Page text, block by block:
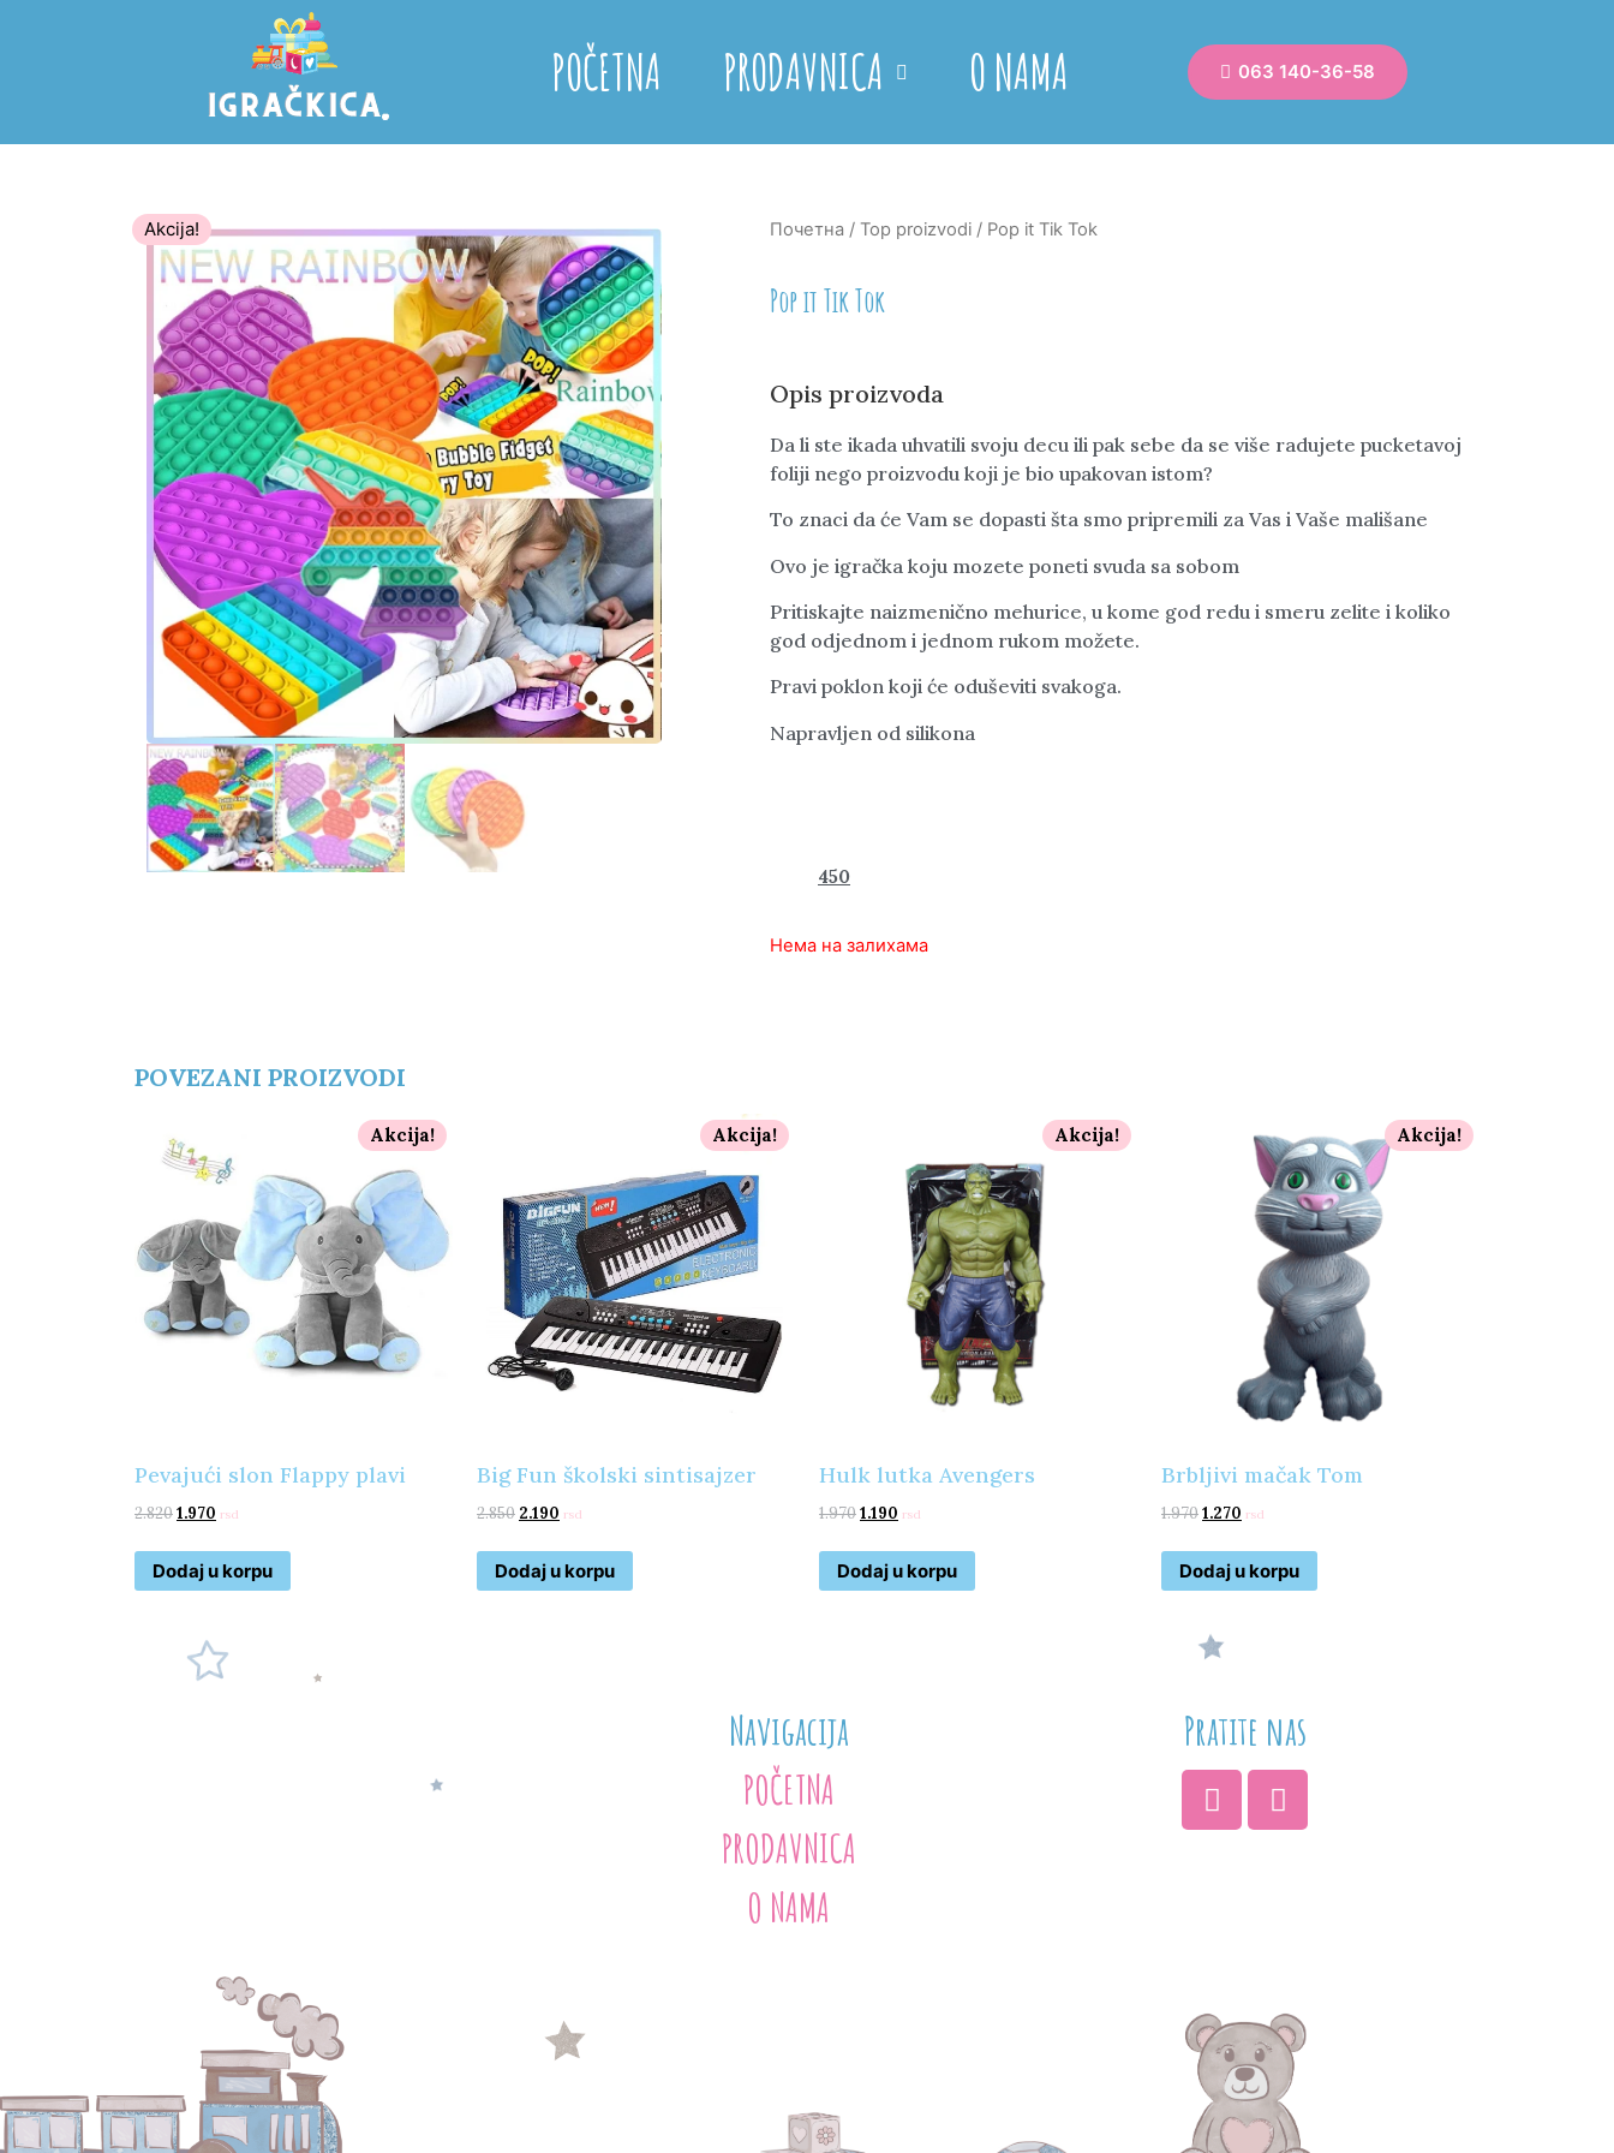
POČETNA PRODAVNICA O NAMA 063 140-36-58
Akcija! Почетна / Top proizvodi / Pop it Tik Tok
Pop it Tik Tok
Opis proizvoda
Da li ste ikada uhvatili svoju decu ili pak sebe da se više radujete pucketavoj
foliji nego proizvodu koji je bio upakovan istom?
To znaci da će Vam se dopasti šta smo pripremili za Vas i Vaše mališane
Ovo je igračka koju mozete poneti svuda sa sobom
Pritiskajte naizmenično mehurice, u kome god redu i smeru zelite i koliko
god odjednom i jednom rukom možete.
Pravi poklon koji će oduševiti svakoga.
Napravljen od silikona
450
Нема на залихама
POVEZANI PROIZVODI
Akcija!
Pevajući slon Flappy plavi
2.8201.970 rsd
Dodaj u korpu
Akcija!
Big Fun školski sintisajzer
2.850 2.190 rsd
Dodaj u korpu
Akcija!
Hulk lutka Avengers
1.9701.190 rsd
Dodaj u korpu
Akcija!
Brbljivi mačak Tom
1.9701.270 rsd
Dodaj u korpu
Navigacija
POČETNA
PRODAVNICA
O NAMA
Pratite nas